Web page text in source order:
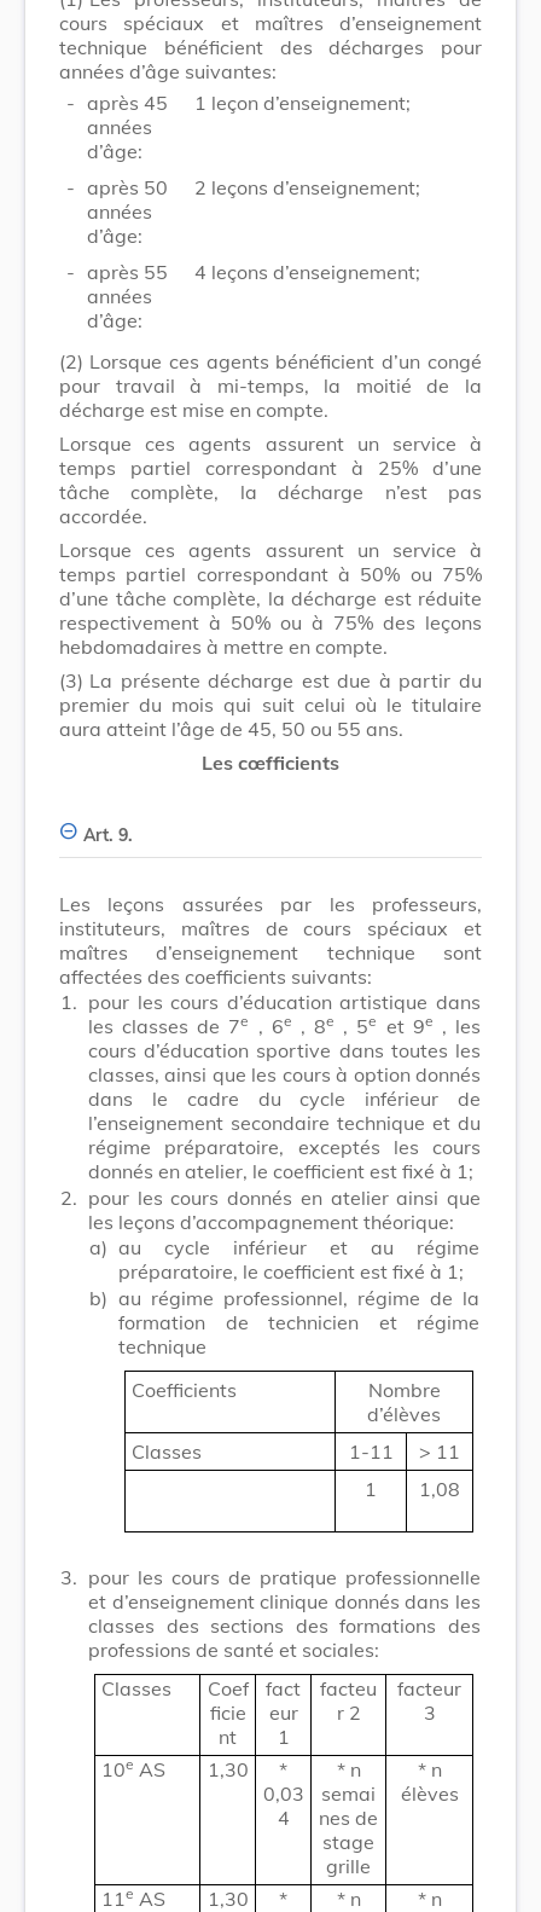
cours spéciaux et maîtres d’enseignement
technique bénéficient des décharges pour
années d’âge suivantes:
- après 45
années
d’âge:
1 leçon d’enseignement;
- après 50
années
d’âge:
2 leçons d’enseignement;
- après 55
années
d’âge:
4 leçons d’enseignement;
(2) Lorsque ces agents bénéficient d’un congé
pour travail à mi-temps, la moitié de la
décharge est mise en compte.
Lorsque ces agents assurent un service à
temps partiel correspondant à 25% d’une
tâche complète, la décharge n’est pas
accordée.
Lorsque ces agents assurent un service à
temps partiel correspondant à 50% ou 75%
d’une tâche complète, la décharge est réduite
respectivement à 50% ou à 75% des leçons
hebdomadaires à mettre en compte.
(3) La présente décharge est due à partir du
premier du mois qui suit celui où le titulaire
aura atteint l’âge de 45, 50 ou 55 ans.
Les cœfficients
Art. 9.
Les leçons assurées par les professeurs,
instituteurs, maîtres de cours spéciaux et
maîtres d’enseignement technique sont
affectées des coefficients suivants:
1. pour les cours d’éducation artistique dans
les classes de 7e , 6e , 8e , 5e et 9e , les
cours d’éducation sportive dans toutes les
classes, ainsi que les cours à option donnés
dans le cadre du cycle inférieur de
l’enseignement secondaire technique et du
régime préparatoire, exceptés les cours
donnés en atelier, le coefficient est fixé à 1;
2. pour les cours donnés en atelier ainsi que
les leçons d’accompagnement théorique:
a) au cycle inférieur et au régime
préparatoire, le coefficient est fixé à 1;
b) au régime professionnel, régime de la
formation de technicien et régime
technique
Coefficients
Nombre
d’élèves
Classes
1-11
> 11
1
1,08
3. pour les cours de pratique professionnelle
et d’enseignement clinique donnés dans les
classes des sections des formations des
professions de santé et sociales:
Classes
Coef
ficie
nt
fact
eur
1
facteu
r 2
facteur
3
10e AS 1,30
*
0,03
4
* n
semai
nes de
stage
grille
* n
élèves
11 e AS 1,30
*
* n
* n